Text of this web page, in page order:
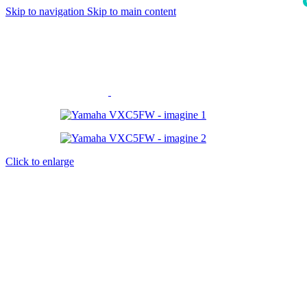
Skip to navigation Skip to main content
Click to enlarge